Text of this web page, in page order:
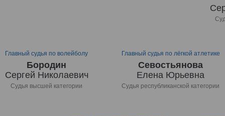
Главный судья по волейболу
Бородин
Сергей Николаевич
Судья высшей категории
Главный судья по лёгкой атлетике
Севостьянова
Елена Юрьевна
Судья республиканской категории